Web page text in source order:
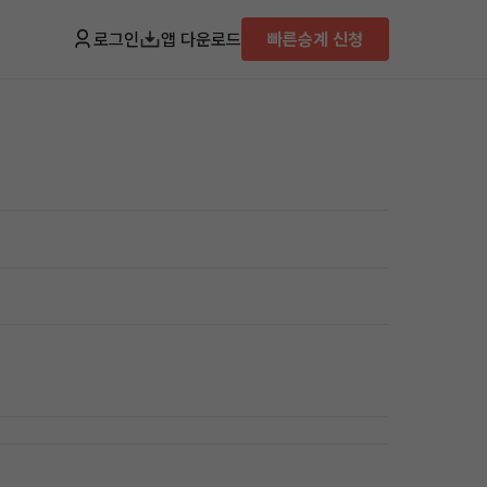
로그인 앱 다운로드 빠른승계 신청